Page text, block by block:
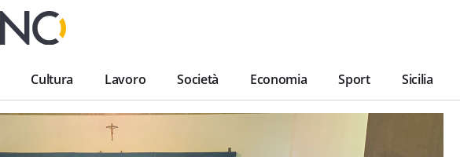
Cultura Lavoro Società Economia Sport Sicilia